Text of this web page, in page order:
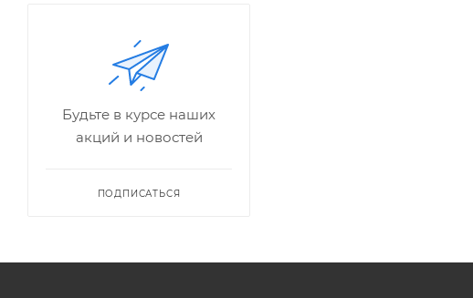
Будьте в курсе наших
акций и новостей
ПОДПИСАТЬСЯ